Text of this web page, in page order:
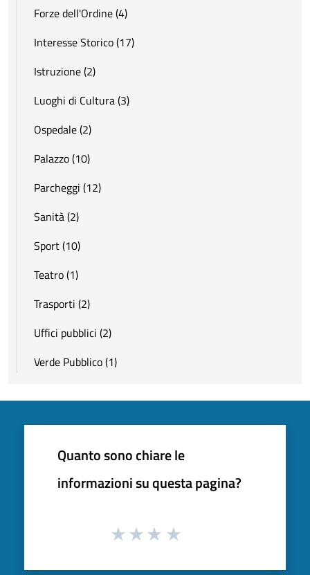
Forze dell'Ordine (4)
Interesse Storico (17)
Istruzione (2)
Luoghi di Cultura (3)
Ospedale (2)
Palazzo (10)
Parcheggi (12)
Sanità (2)
Sport (10)
Teatro (1)
Trasporti (2)
Uffici pubblici (2)
Verde Pubblico (1)
Quanto sono chiare le
informazioni su questa pagina?